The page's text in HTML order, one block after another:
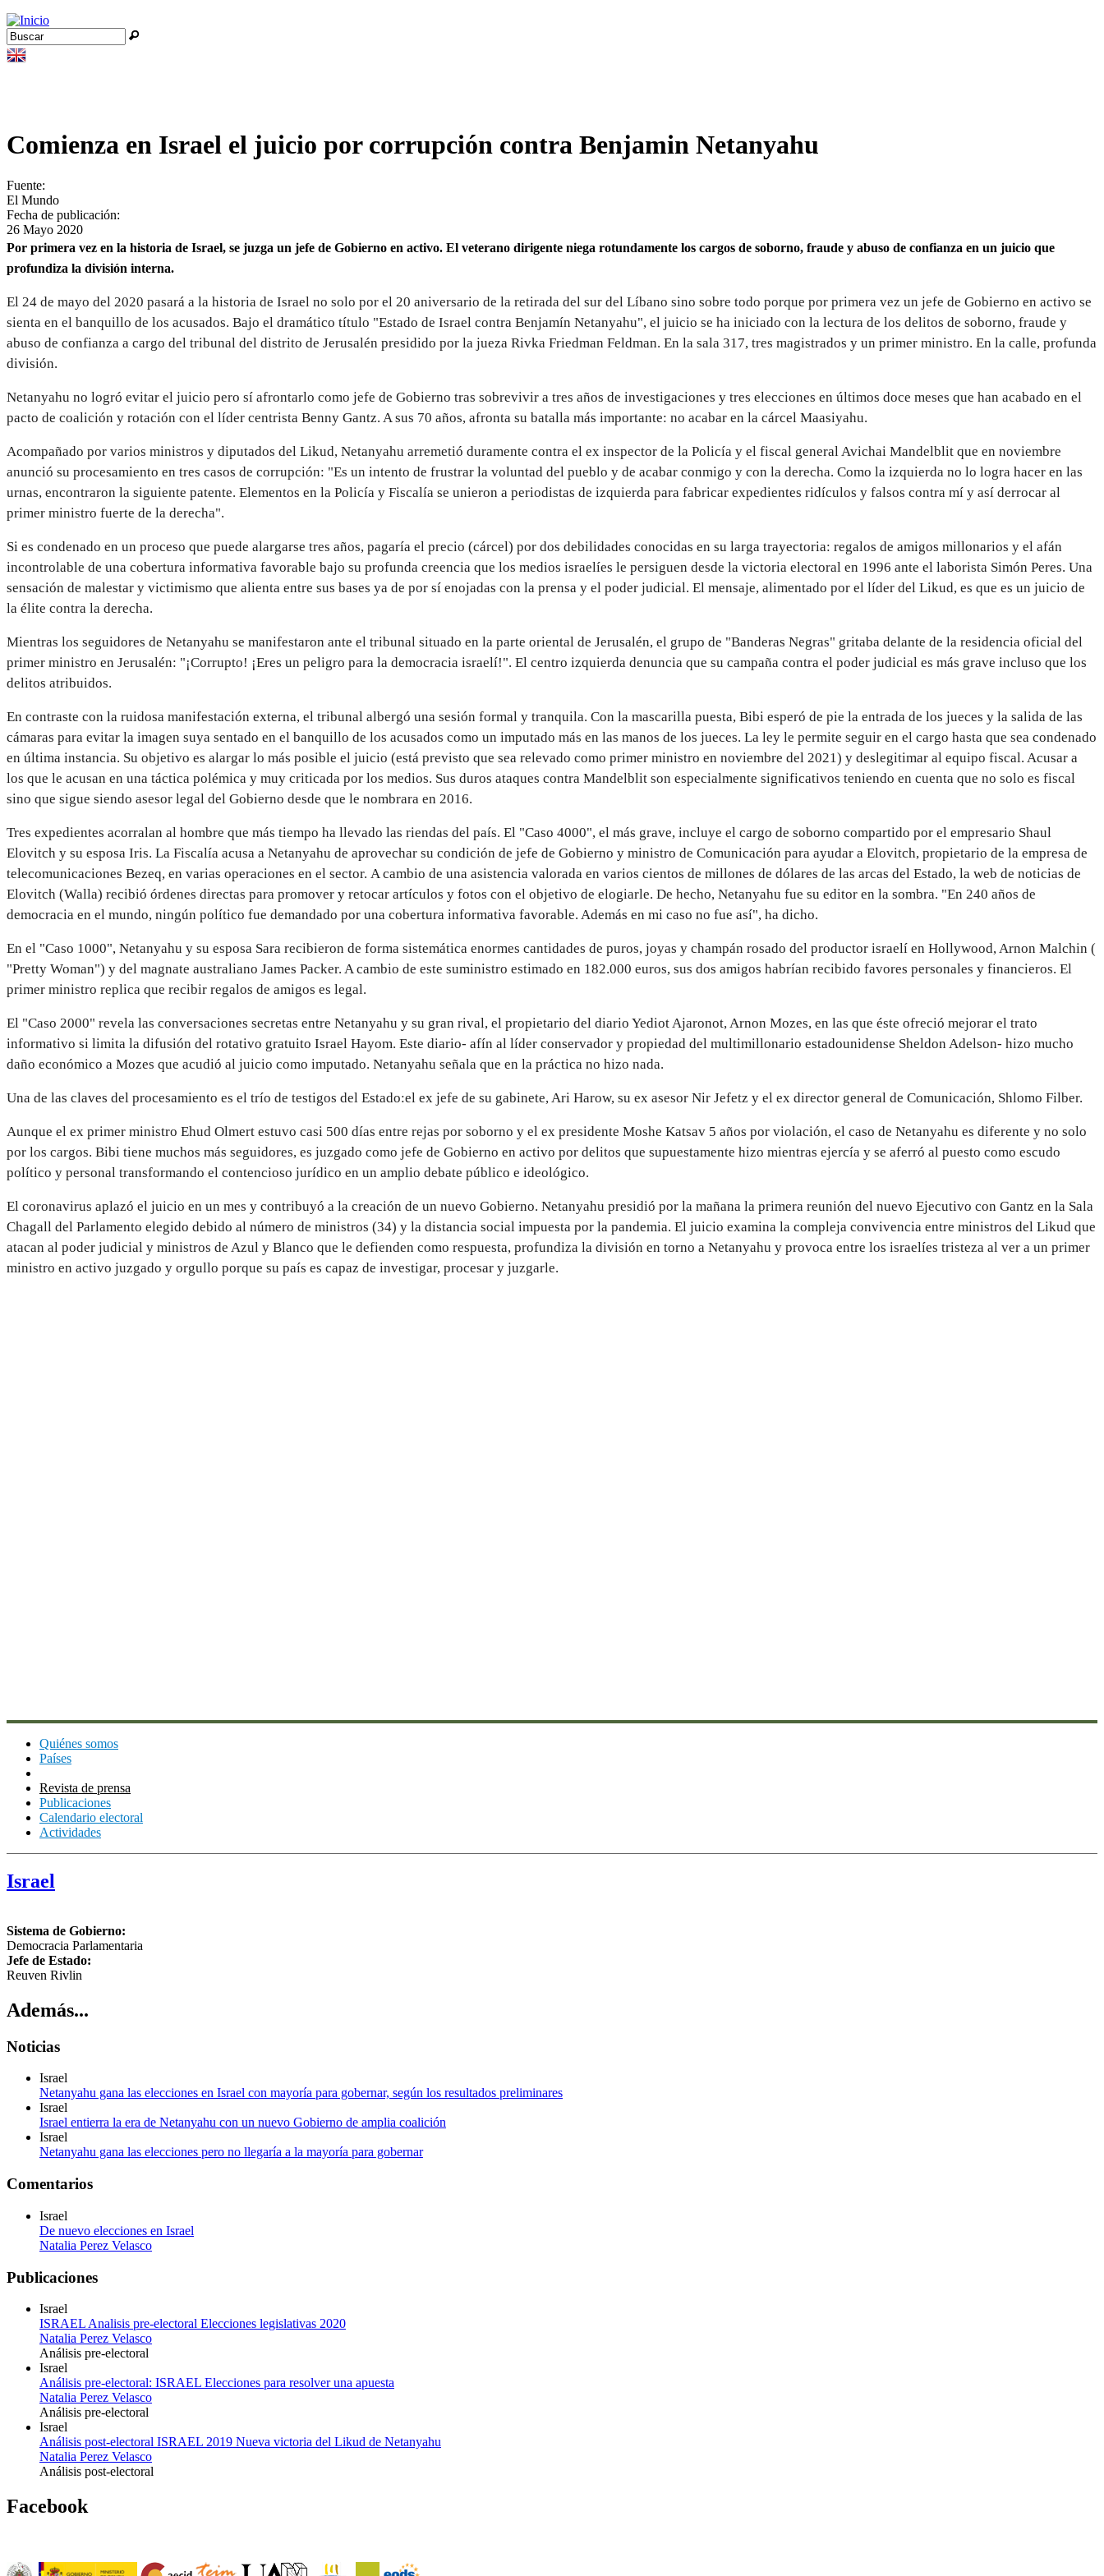
Jump to navigation
Formulario de búsqueda
Buscar
Comienza en Israel el juicio por corrupción contra Benjamin Netanyahu
Fuente:
El Mundo
Fecha de publicación:
26 Mayo 2020
Por primera vez en la historia de Israel, se juzga un jefe de Gobierno en activo. El veterano dirigente niega rotundamente los cargos de soborno, fraude y abuso de confianza en un juicio que
profundiza la división interna.
El 24 de mayo del 2020 pasará a la historia de Israel no solo por el 20 aniversario de la retirada del sur del Líbano sino sobre todo porque por primera vez un jefe de Gobierno en activo se
sienta en el banquillo de los acusados. Bajo el dramático título "Estado de Israel contra Benjamín Netanyahu", el juicio se ha iniciado con la lectura de los delitos de soborno, fraude y
abuso de confianza a cargo del tribunal del distrito de Jerusalén presidido por la jueza Rivka Friedman Feldman. En la sala 317, tres magistrados y un primer ministro. En la calle, profunda
división.
Netanyahu no logró evitar el juicio pero sí afrontarlo como jefe de Gobierno tras sobrevivir a tres años de investigaciones y tres elecciones en últimos doce meses que han acabado en el
pacto de coalición y rotación con el líder centrista Benny Gantz. A sus 70 años, afronta su batalla más importante: no acabar en la cárcel Maasiyahu.
Acompañado por varios ministros y diputados del Likud, Netanyahu arremetió duramente contra el ex inspector de la Policía y el fiscal general Avichai Mandelblit que en noviembre
anunció su procesamiento en tres casos de corrupción: "Es un intento de frustrar la voluntad del pueblo y de acabar conmigo y con la derecha. Como la izquierda no lo logra hacer en las
urnas, encontraron la siguiente patente. Elementos en la Policía y Fiscalía se unieron a periodistas de izquierda para fabricar expedientes ridículos y falsos contra mí y así derrocar al
primer ministro fuerte de la derecha".
Si es condenado en un proceso que puede alargarse tres años, pagaría el precio (cárcel) por dos debilidades conocidas en su larga trayectoria: regalos de amigos millonarios y el afán
incontrolable de una cobertura informativa favorable bajo su profunda creencia que los medios israelíes le persiguen desde la victoria electoral en 1996 ante el laborista Simón Peres. Una
sensación de malestar y victimismo que alienta entre sus bases ya de por sí enojadas con la prensa y el poder judicial. El mensaje, alimentado por el líder del Likud, es que es un juicio de
la élite contra la derecha.
Mientras los seguidores de Netanyahu se manifestaron ante el tribunal situado en la parte oriental de Jerusalén, el grupo de "Banderas Negras" gritaba delante de la residencia oficial del
primer ministro en Jerusalén: "¡Corrupto! ¡Eres un peligro para la democracia israelí!". El centro izquierda denuncia que su campaña contra el poder judicial es más grave incluso que los
delitos atribuidos.
En contraste con la ruidosa manifestación externa, el tribunal albergó una sesión formal y tranquila. Con la mascarilla puesta, Bibi esperó de pie la entrada de los jueces y la salida de las
cámaras para evitar la imagen suya sentado en el banquillo de los acusados como un imputado más en las manos de los jueces. La ley le permite seguir en el cargo hasta que sea condenado
en última instancia. Su objetivo es alargar lo más posible el juicio (está previsto que sea relevado como primer ministro en noviembre del 2021) y deslegitimar al equipo fiscal. Acusar a
los que le acusan en una táctica polémica y muy criticada por los medios. Sus duros ataques contra Mandelblit son especialmente significativos teniendo en cuenta que no solo es fiscal
sino que sigue siendo asesor legal del Gobierno desde que le nombrara en 2016.
Tres expedientes acorralan al hombre que más tiempo ha llevado las riendas del país. El "Caso 4000", el más grave, incluye el cargo de soborno compartido por el empresario Shaul
Elovitch y su esposa Iris. La Fiscalía acusa a Netanyahu de aprovechar su condición de jefe de Gobierno y ministro de Comunicación para ayudar a Elovitch, propietario de la empresa de
telecomunicaciones Bezeq, en varias operaciones en el sector. A cambio de una asistencia valorada en varios cientos de millones de dólares de las arcas del Estado, la web de noticias de
Elovitch (Walla) recibió órdenes directas para promover y retocar artículos y fotos con el objetivo de elogiarle. De hecho, Netanyahu fue su editor en la sombra. "En 240 años de
democracia en el mundo, ningún político fue demandado por una cobertura informativa favorable. Además en mi caso no fue así", ha dicho.
En el "Caso 1000", Netanyahu y su esposa Sara recibieron de forma sistemática enormes cantidades de puros, joyas y champán rosado del productor israelí en Hollywood, Arnon Malchin (
"Pretty Woman") y del magnate australiano James Packer. A cambio de este suministro estimado en 182.000 euros, sus dos amigos habrían recibido favores personales y financieros. El
primer ministro replica que recibir regalos de amigos es legal.
El "Caso 2000" revela las conversaciones secretas entre Netanyahu y su gran rival, el propietario del diario Yediot Ajaronot, Arnon Mozes, en las que éste ofreció mejorar el trato
informativo si limita la difusión del rotativo gratuito Israel Hayom. Este diario- afín al líder conservador y propiedad del multimillonario estadounidense Sheldon Adelson- hizo mucho
daño económico a Mozes que acudió al juicio como imputado. Netanyahu señala que en la práctica no hizo nada.
Una de las claves del procesamiento es el trío de testigos del Estado:el ex jefe de su gabinete, Ari Harow, su ex asesor Nir Jefetz y el ex director general de Comunicación, Shlomo Filber.
Aunque el ex primer ministro Ehud Olmert estuvo casi 500 días entre rejas por soborno y el ex presidente Moshe Katsav 5 años por violación, el caso de Netanyahu es diferente y no solo
por los cargos. Bibi tiene muchos más seguidores, es juzgado como jefe de Gobierno en activo por delitos que supuestamente hizo mientras ejercía y se aferró al puesto como escudo
político y personal transformando el contencioso jurídico en un amplio debate público e ideológico.
El coronavirus aplazó el juicio en un mes y contribuyó a la creación de un nuevo Gobierno. Netanyahu presidió por la mañana la primera reunión del nuevo Ejecutivo con Gantz en la Sala
Chagall del Parlamento elegido debido al número de ministros (34) y la distancia social impuesta por la pandemia. El juicio examina la compleja convivencia entre ministros del Likud que
atacan al poder judicial y ministros de Azul y Blanco que le defienden como respuesta, profundiza la división en torno a Netanyahu y provoca entre los israelíes tristeza al ver a un primer
ministro en activo juzgado y orgullo porque su país es capaz de investigar, procesar y juzgarle.
Quiénes somos
Países
Revista de prensa
Publicaciones
Calendario electoral
Actividades
Israel
Sistema de Gobierno:
Democracia Parlamentaria
Jefe de Estado:
Reuven Rivlin
Además...
Noticias
Israel
Netanyahu gana las elecciones en Israel con mayoría para gobernar, según los resultados preliminares
Israel
Israel entierra la era de Netanyahu con un nuevo Gobierno de amplia coalición
Israel
Netanyahu gana las elecciones pero no llegaría a la mayoría para gobernar
Comentarios
Israel
De nuevo elecciones en Israel
Natalia Perez Velasco
Publicaciones
Israel
ISRAEL Analisis pre-electoral Elecciones legislativas 2020
Natalia Perez Velasco
Análisis pre-electoral
Israel
Análisis pre-electoral: ISRAEL Elecciones para resolver una apuesta
Natalia Perez Velasco
Análisis pre-electoral
Israel
Análisis post-electoral ISRAEL 2019 Nueva victoria del Likud de Netanyahu
Natalia Perez Velasco
Análisis post-electoral
Facebook